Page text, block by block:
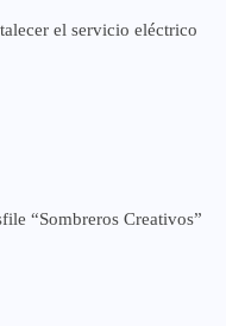
el servicio eléctrico
“Sombreros Creativos”